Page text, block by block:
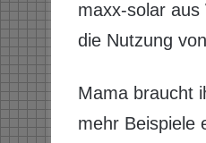
maxx-solar
die Nutzung
Mama braucht
mehr Beispiele